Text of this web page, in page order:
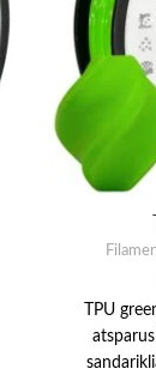
TPU